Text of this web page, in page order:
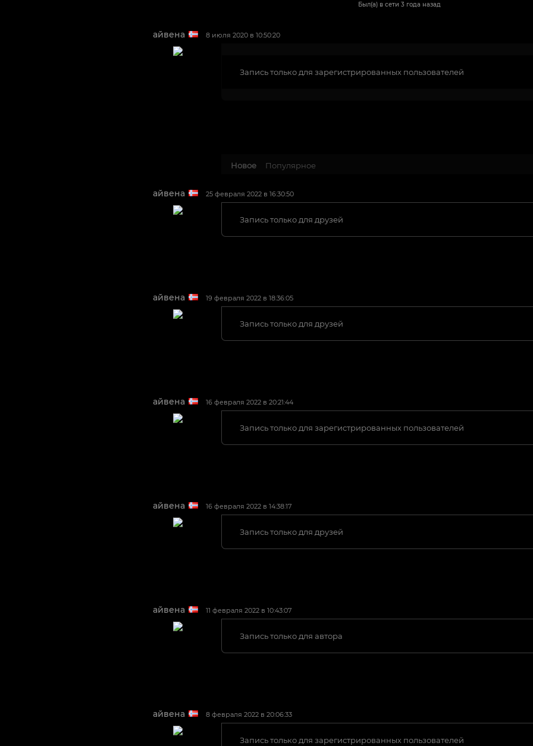
Был(а) в сети 3 года назад
айвена 8 июля 2020 в 10:50:20
Запись только для зарегистрированных пользователей
Новое Популярное
айвена 25 февраля 2022 в 16:30:50
Запись только для друзей
айвена 19 февраля 2022 в 18:36:05
Запись только для друзей
айвена 16 февраля 2022 в 20:21:44
Запись только для зарегистрированных пользователей
айвена 16 февраля 2022 в 14:38:17
Запись только для друзей
айвена 11 февраля 2022 в 10:43:07
Запись только для автора
айвена 8 февраля 2022 в 20:06:33
Запись только для зарегистрированных пользователей